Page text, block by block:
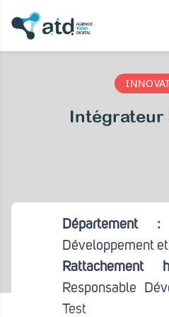
Intégrateur
Département :
Développement
Rattachement
Responsable
Test